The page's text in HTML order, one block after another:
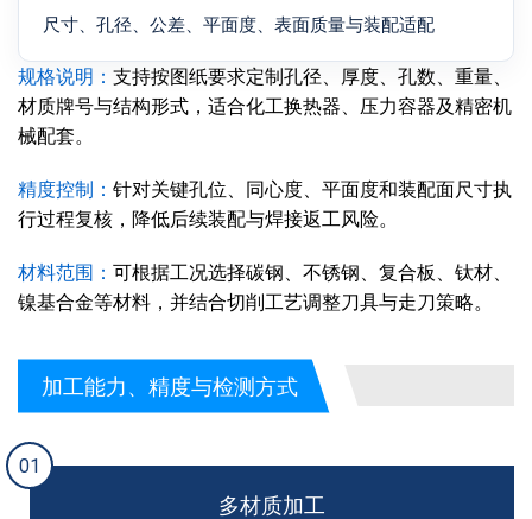
尺寸、孔径、公差、平面度、表面质量与装配适配
规格说明： 支持按图纸要求定制孔径、厚度、孔数、重量、
材质牌号与结构形式，适合化工换热器、压力容器及精密机
械配套。
精度控制： 针对关键孔位、同心度、平面度和装配面尺寸执
行过程复核，降低后续装配与焊接返工风险。
材料范围： 可根据工况选择碳钢、不锈钢、复合板、钛材、
镍基合金等材料，并结合切削工艺调整刀具与走刀策略。
加工能力、精度与检测方式
01
多材质加工